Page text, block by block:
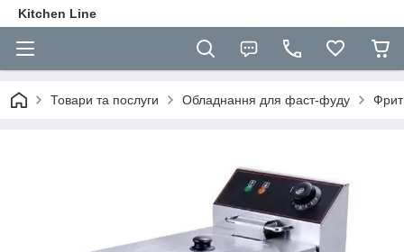
Kitchen Line
Товари та послуги Обладнання для фаст-фуду